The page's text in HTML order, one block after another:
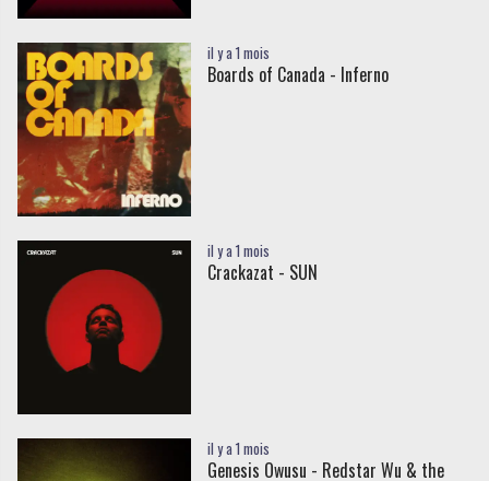
il y a 1 mois
Boards of Canada - Inferno
il y a 1 mois
Crackazat - SUN
il y a 1 mois
Genesis Owusu - Redstar Wu & the